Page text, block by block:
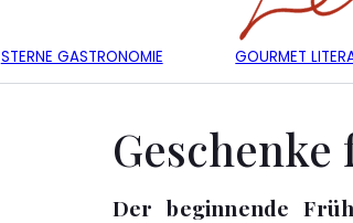
STERNE GASTRONOMIE GOURMET
Der beginnende